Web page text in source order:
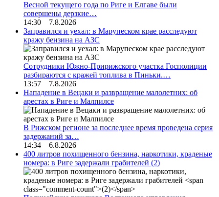
Весной текущего года по Риге и Елгаве были
совершены дерзкие…
14:30 7.8.2026
Заправился и уехал: в Марупеском крае расследуют
кражу бензина на АЗС
Сотрудники Южно-Пририжского участка Госполиции
разбираются с кражей топлива в Пиньки.…
13:57 7.8.2026
Нападение в Вецаки и развращение малолетних: об
арестах в Риге и Малпилсе
В Рижском регионе за последнее время проведена серия
задержаний за…
14:34 6.8.2026
400 литров похищенного бензина, наркотики, краденые
номера: в Риге задержали грабителей (2)